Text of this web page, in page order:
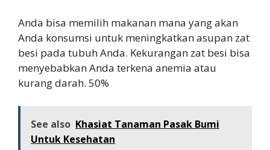
Anda bisa memilih makanan mana yang akan
Anda konsumsi untuk meningkatkan asupan zat
besi pada tubuh Anda. Kekurangan zat besi bisa
menyebabkan Anda terkena anemia atau
kurang darah. 50%
See also Khasiat Tanaman Pasak Bumi
Untuk Kesehatan